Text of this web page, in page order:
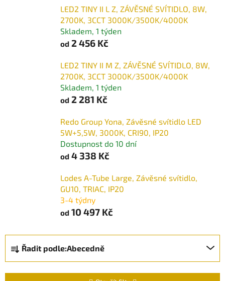
LED2 TINY II L Z, ZÁVĚSNÉ SVÍTIDLO, 8W,
2700K, 3CCT 3000K/3500K/4000K
Skladem, 1 týden
od 2 456 Kč
LED2 TINY II M Z, ZÁVĚSNÉ SVÍTIDLO, 8W,
2700K, 3CCT 3000K/3500K/4000K
Skladem, 1 týden
od 2 281 Kč
Redo Group Yona, Závěsné svítidlo LED
5W+5,5W, 3000K, CRI90, IP20
Dostupnost do 10 dní
od 4 338 Kč
Lodes A-Tube Large, Závěsné svítidlo,
GU10, TRIAC, IP20
3-4 týdny
od 10 497 Kč
Ř
a
z
Řadit podle:Abecedně